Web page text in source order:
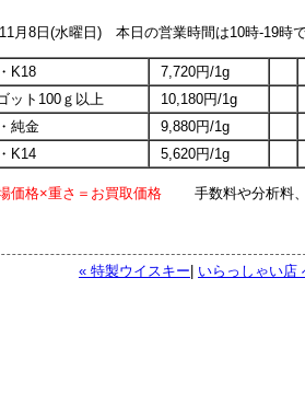
月8日(水曜日) 本日の営業時間は10時-19時で
K18 7,720円/1g
ット100ｇ以上
10,180円/1g
純金
9,880円/1g
K14
5,620円/1g
価格×重さ＝お買取価格 手数料や分析料、
« 特製ウイスキー いらっしゃい店